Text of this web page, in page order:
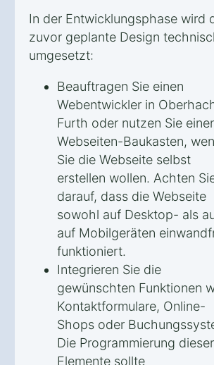
In der Entwicklungsphase wird
zuvor geplante Design
umgesetzt:
Beauftragen Sie einen
Webentwickler in
Furth oder nutzen Sie
Webseiten-Baukasten,
Sie die Webseite selbst
erstellen wollen. Achten
darauf, dass die Webseite
sowohl auf Desktop- als
auf Mobilgeräten
funktioniert.
Integrieren Sie die
gewünschten Funktionen
Kontaktformulare, Online-
Shops oder
Die Programmierung dieser
Elemente sollte